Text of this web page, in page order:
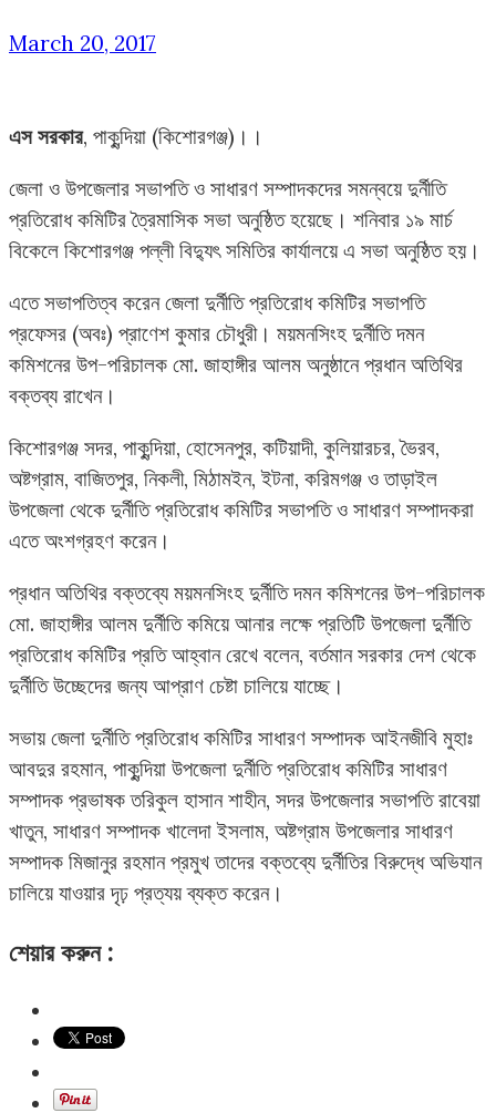
March 20, 2017
এস সরকার, পাকুন্দিয়া (কিশোরগঞ্জ)।।
জেলা ও উপজেলার সভাপতি ও সাধারণ সম্পাদকদের সমন্বয়ে দুর্নীতি
প্রতিরোধ কমিটির ত্রৈমাসিক সভা অনুষ্ঠিত হয়েছে। শনিবার ১৯ মার্চ
বিকেলে কিশোরগঞ্জ পল্লী বিদ্যুৎ সমিতির কার্যালয়ে এ সভা অনুষ্ঠিত হয়।
এতে সভাপতিত্ব করেন জেলা দুর্নীতি প্রতিরোধ কমিটির সভাপতি
প্রফেসর (অবঃ) প্রাণেশ কুমার চৌধুরী। ময়মনসিংহ দুর্নীতি দমন
কমিশনের উপ-পরিচালক মো. জাহাঙ্গীর আলম অনুষ্ঠানে প্রধান অতিথির
বক্তব্য রাখেন।
কিশোরগঞ্জ সদর, পাকুন্দিয়া, হোসেনপুর, কটিয়াদী, কুলিয়ারচর, ভৈরব,
অষ্টগ্রাম, বাজিতপুর, নিকলী, মিঠামইন, ইটনা, করিমগঞ্জ ও তাড়াইল
উপজেলা থেকে দুর্নীতি প্রতিরোধ কমিটির সভাপতি ও সাধারণ সম্পাদকরা
এতে অংশগ্রহণ করেন।
প্রধান অতিথির বক্তব্যে ময়মনসিংহ দুর্নীতি দমন কমিশনের উপ-পরিচালক
মো. জাহাঙ্গীর আলম দুর্নীতি কমিয়ে আনার লক্ষে প্রতিটি উপজেলা দুর্নীতি
প্রতিরোধ কমিটির প্রতি আহ্বান রেখে বলেন, বর্তমান সরকার দেশ থেকে
দুর্নীতি উচ্ছেদের জন্য আপ্রাণ চেষ্টা চালিয়ে যাচ্ছে।
সভায় জেলা দুর্নীতি প্রতিরোধ কমিটির সাধারণ সম্পাদক আইনজীবি মুহাঃ
আবদুর রহমান, পাকুন্দিয়া উপজেলা দুর্নীতি প্রতিরোধ কমিটির সাধারণ
সম্পাদক প্রভাষক তরিকুল হাসান শাহীন, সদর উপজেলার সভাপতি রাবেয়া
খাতুন, সাধারণ সম্পাদক খালেদা ইসলাম, অষ্টগ্রাম উপজেলার সাধারণ
সম্পাদক মিজানুর রহমান প্রমুখ তাদের বক্তব্যে দুর্নীতির বিরুদ্ধে অভিযান
চালিয়ে যাওয়ার দৃঢ় প্রত্যয় ব্যক্ত করেন।
শেয়ার করুন :